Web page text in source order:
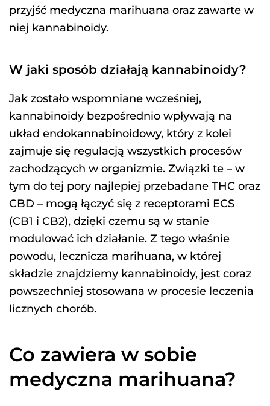
przyjść medyczna marihuana oraz zawarte w
niej kannabinoidy.
W jaki sposób działają kannabinoidy?
Jak zostało wspomniane wcześniej,
kannabinoidy bezpośrednio wpływają na
układ endokannabinoidowy, który z kolei
zajmuje się regulacją wszystkich procesów
zachodzących w organizmie. Związki te – w
tym do tej pory najlepiej przebadane THC oraz
CBD – mogą łączyć się z receptorami ECS
(CB1 i CB2), dzięki czemu są w stanie
modulować ich działanie. Z tego właśnie
powodu, lecznicza marihuana, w której
składzie znajdziemy kannabinoidy, jest coraz
powszechniej stosowana w procesie leczenia
licznych chorób.
Co zawiera w sobie
medyczna marihuana?